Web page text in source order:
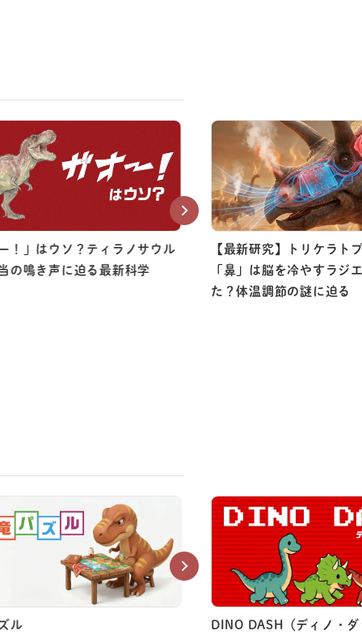
！」はウソ？ティラノサウル
の鳴き声に迫る最新科学
【最新研究】トリケラト
「鼻」は脳を冷やすラジ
た？体温調節の謎に迫る
ル DINO DASH（ディノ・